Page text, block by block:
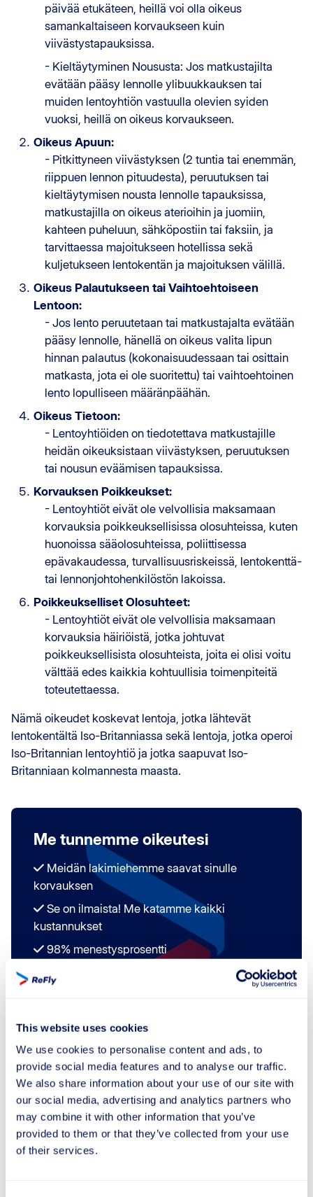
This website uses cookies
We use cookies to personalise content and ads, to
provide social media features and to analyse our traffic.
We also share information about your use of our site with
our social media, advertising and analytics partners who
may combine it with other information that you’ve
provided to them or that they’ve collected from your use
of their services.
päivää etukäteen, heillä voi olla oikeus
samankaltaiseen korvaukseen kuin
viivästystapauksissa.
- Kieltäytyminen Noususta: Jos matkustajilta
evätään pääsy lennolle ylibuukkauksen tai
muiden lentoyhtiön vastuulla olevien syiden
vuoksi, heillä on oikeus korvaukseen.
Oikeus Apuun:
- Pitkittyneen viivästyksen (2 tuntia tai enemmän,
riippuen lennon pituudesta), peruutuksen tai
kieltäytymisen nousta lennolle tapauksissa,
matkustajilla on oikeus aterioihin ja juomiin,
kahteen puheluun, sähköpostiin tai faksiin, ja
tarvittaessa majoitukseen hotellissa sekä
kuljetukseen lentokentän ja majoituksen välillä.
Oikeus Palautukseen tai Vaihtoehtoiseen
Lentoon:
- Jos lento peruutetaan tai matkustajalta evätään
pääsy lennolle, hänellä on oikeus valita lipun
hinnan palautus (kokonaisuudessaan tai osittain
matkasta, jota ei ole suoritettu) tai vaihtoehtoinen
lento lopulliseen määränpäähän.
Oikeus Tietoon:
- Lentoyhtiöiden on tiedotettava matkustajille
heidän oikeuksistaan viivästyksen, peruutuksen
tai nousun eväämisen tapauksissa.
Korvauksen Poikkeukset:
- Lentoyhtiöt eivät ole velvollisia maksamaan
korvauksia poikkeuksellisissa olosuhteissa, kuten
huonoissa sääolosuhteissa, poliittisessa
epävakaudessa, turvallisuusriskeissä, lentokenttä-
tai lennonjohtohenkilöstön lakoissa.
Poikkeukselliset Olosuhteet:
- Lentoyhtiöt eivät ole velvollisia maksamaan
korvauksia häiriöistä, jotka johtuvat
poikkeuksellisista olosuhteista, joita ei olisi voitu
välttää edes kaikkia kohtuullisia toimenpiteitä
toteutettaessa.
Nämä oikeudet koskevat lentoja, jotka lähtevät
lentokentältä Iso-Britanniassa sekä lentoja, jotka operoi
Iso-Britannian lentoyhtiö ja jotka saapuvat Iso-
Britanniaan kolmannesta maasta.
Me tunnemme oikeutesi
Meidän lakimiehemme saavat sinulle
korvauksen
Se on ilmaista! Me katamme kaikki
kustannukset
98% menestysprosentti
Mikä erottaa UK 261 -asetuksen ja
EU:n asetus 261/2004:n?
UK 261 -asetus, jonka Iso-Britannia hyväksyi Brexitin
jälkeen, on hyvin samanlainen kuin EU:n asetus